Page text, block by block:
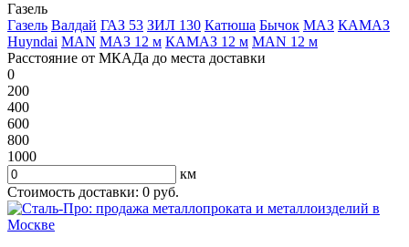
Газель
Газель Валдай ГАЗ 53 ЗИЛ 130 Катюша Бычок МАЗ КАМАЗ
Huyndai MAN МАЗ 12 м КАМАЗ 12 м MAN 12 м
Расстояние от МКАДа до места доставки
0
200
400
600
800
1000
км
Стоимость доставки: 0 руб.